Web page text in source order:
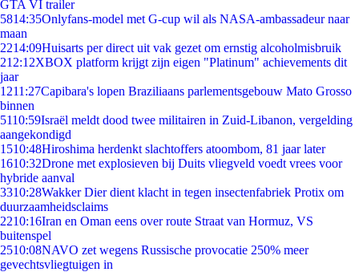
GTA VI trailer
5814:35Onlyfans-model met G-cup wil als NASA-ambassadeur naar
maan
2214:09Huisarts per direct uit vak gezet om ernstig alcoholmisbruik
212:12XBOX platform krijgt zijn eigen "Platinum" achievements dit
jaar
1211:27Capibara's lopen Braziliaans parlementsgebouw Mato Grosso
binnen
5110:59Israël meldt dood twee militairen in Zuid-Libanon, vergelding
aangekondigd
1510:48Hiroshima herdenkt slachtoffers atoombom, 81 jaar later
1610:32Drone met explosieven bij Duits vliegveld voedt vrees voor
hybride aanval
3310:28Wakker Dier dient klacht in tegen insectenfabriek Protix om
duurzaamheidsclaims
2210:16Iran en Oman eens over route Straat van Hormuz, VS
buitenspel
2510:08NAVO zet wegens Russische provocatie 250% meer
gevechtsvliegtuigen in